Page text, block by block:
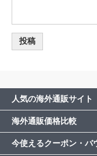
人気の海外通販サイト
海外通販価格比較
今使えるクーポン・バ